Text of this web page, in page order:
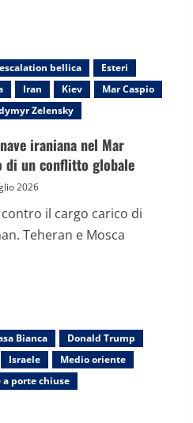
escalation bellica
Esteri
Iran Kiev
Mar Caspio
Zelensky
iraniana nel Mar
di un conflitto globale
2026
il cargo carico di
Teheran e Mosca
Bianca
Donald Trump
Israele
Medio oriente
a porte chiuse